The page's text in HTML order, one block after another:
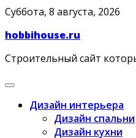
Skip
content
Суббота, 8 августа, 2026
hobbihouse.ru
Строительный сайт
Дизайн интерьера
Дизайн спальни
Дизайн кухни